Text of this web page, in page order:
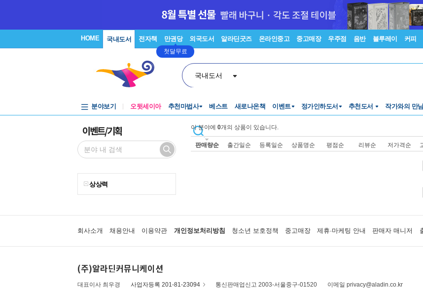
HOME 국내도서 전자책 만권당
첫달무료
외국도서 알라딘굿즈 온라인중고 중고매장 우주점 음반 블루레이 커피
국내도서
분야보기 오뒷세이아 추천마법사 베스트 새로나온책 이벤트 정가인하도서 추천도서 작가와의 만
이벤트/기획
상상력
이 분야에 0개의 상품이 있습니다.
판매량순 출간일순 등록일순 상품명순 평점순 리뷰순 저가격순
회사소개 채용안내 이용약관 개인정보처리방침 청소년 보호정책 중고매장 제휴·마케팅 안내 판매자 매니저
(주)알라딘커뮤니케이션
대표이사 최우경 사업자등록 201-81-23094 통신판매업신고 2003-서울중구-01520
이메일 privacy@aladin.co.kr